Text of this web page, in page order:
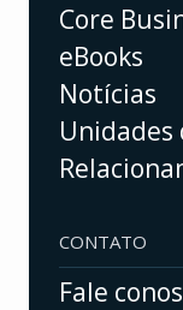
Core
eBooks
Notícias
Unidades
CONTATO
Fale